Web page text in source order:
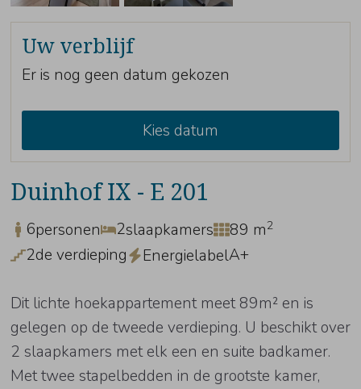
Uw verblijf
Er is nog geen datum gekozen
Kies datum
Duinhof IX - E 201
6personen 2slaapkamers 89 m2
2de verdieping EnergielabelA+
Dit lichte hoekappartement meet 89m² en is
gelegen op de tweede verdieping. U beschikt over
2 slaapkamers met elk een en suite badkamer.
Met twee stapelbedden in de grootste kamer,